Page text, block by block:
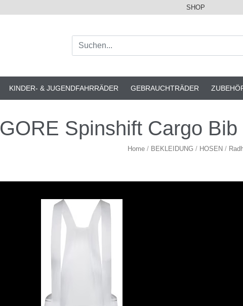
SHOP
KINDER- & JUGENDFAHRRÄDER GEBRAUCHTRÄDER
GORE Spinshift Cargo
Home / BEKLEIDUNG / HOSEN /